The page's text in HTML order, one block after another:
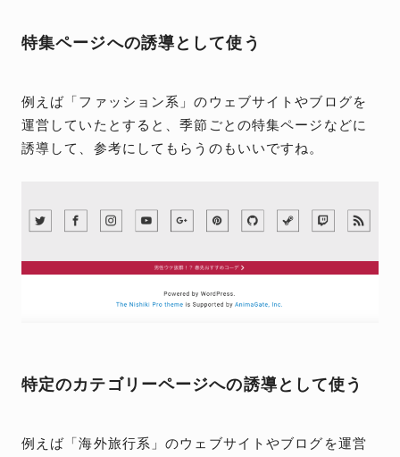
特集ページへの誘導として使う
例えば「ファッション系」のウェブサイトやブログを
運営していたとすると、季節ごとの特集ページなどに
誘導して、参考にしてもらうのもいいですね。
特定のカテゴリーページへの誘導として使う
例えば「海外旅行系」のウェブサイトやブログを運営